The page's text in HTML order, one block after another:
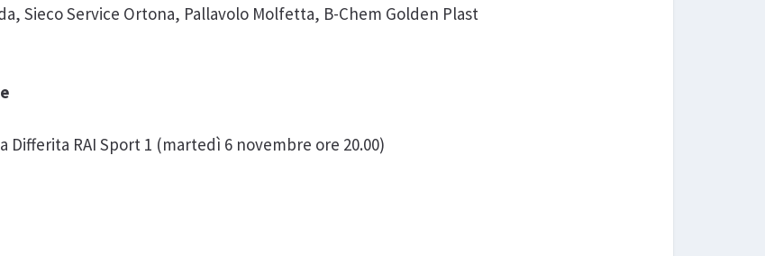
Sieco Service Ortona, Pallavolo Molfetta, B-Chem Golden Plast
Differita RAI Sport 1 (martedì 6 novembre ore 20.00)